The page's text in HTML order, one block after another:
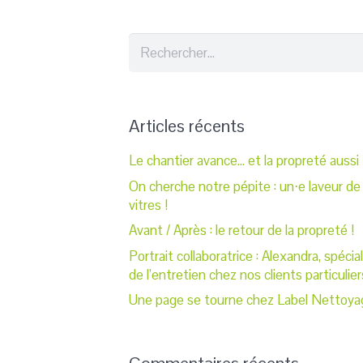
Rechercher :
Articles récents
Le chantier avance… et la propreté aussi
On cherche notre pépite : un⋅e laveur de
vitres !
Avant / Après : le retour de la propreté !
Portrait collaboratrice : Alexandra,
de l’entretien chez nos clients
Une page se tourne chez Label